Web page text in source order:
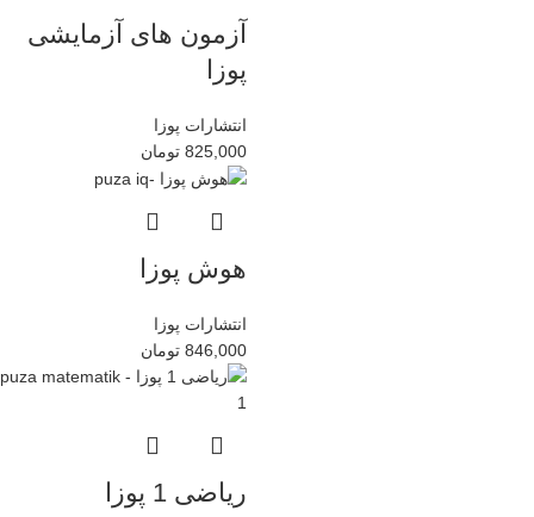
آزمون های آزمایشی
پوزا
انتشارات پوزا
825,000 تومان
هوش پوزا
انتشارات پوزا
846,000 تومان
ریاضی 1 پوزا